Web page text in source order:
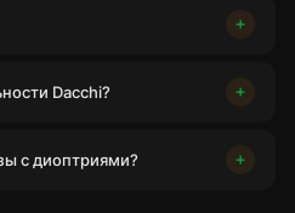
Dacchi?
с диоптриями?